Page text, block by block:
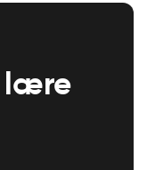
lære